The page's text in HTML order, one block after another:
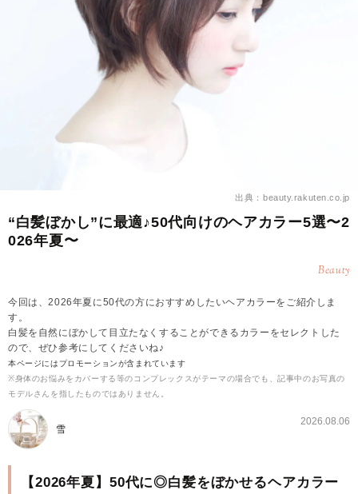
出典：beauty.rakuten.co.jp
“白髪ぼかし”に最適♪50代向けのヘアカラー5選〜2
026年夏〜
Beauty
今回は、2026年夏に50代の方におすすめしたいヘアカラーをご紹介しま
す。
白髪を自然にぼかして目立たなくすることができるカラーをセレクトした
ので、ぜひ参考にしてくださいね♪
本ページにはプロモーションが含まれています
※身体のお悩みをカバーする等のコンプレックスがテーマの場合でも、記事中のお写真の
モデルさんを指したものではありません。
雪
2026.08.06
【2026年夏】50代に◎白髪をぼかせるヘアカラー